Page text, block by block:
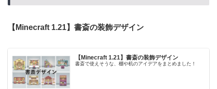
【Minecraft 1.21】書斎の装飾デザイン
【Minecraft 1.21】書斎の装飾デザイン
書斎で使えそうな、棚や机のアイデアをまとめました！